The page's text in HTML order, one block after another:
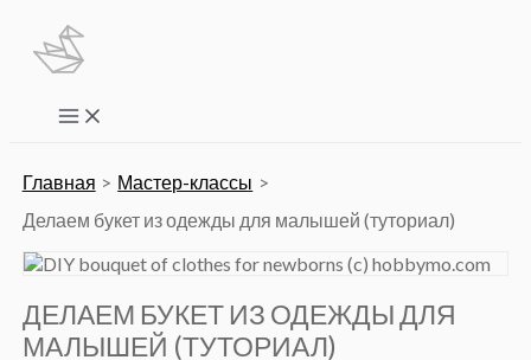
Перейти
содержимому
Main
Menu
Главная
Мастер-классы
Делаем букет из одежды для малышей (туториал)
ДЕЛАЕМ БУКЕТ ИЗ ОДЕЖДЫ ДЛЯ
МАЛЫШЕЙ (ТУТОРИАЛ)